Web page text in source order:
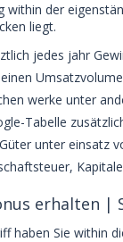
within der
liegt.
jedes jahr
werke unter
Tabelle
unter einsatz
erhalten |
haben Sie within